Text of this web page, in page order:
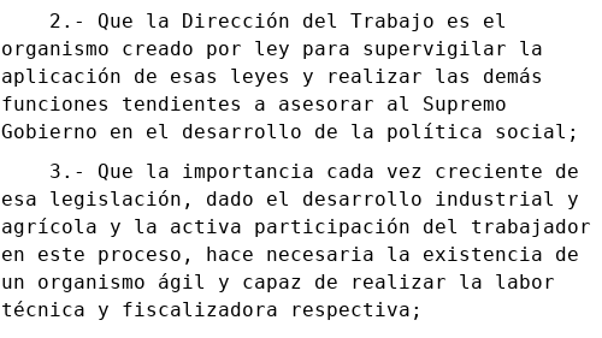
2.- Que la Dirección del Trabajo es el
organismo creado por ley para supervigilar la
aplicación de esas leyes y realizar las demás
funciones tendientes a asesorar al Supremo
Gobierno en el desarrollo de la política social;
3.- Que la importancia cada vez creciente de
esa legislación, dado el desarrollo industrial y
agrícola y la activa participación del trabajador
en este proceso, hace necesaria la existencia de
un organismo ágil y capaz de realizar la labor
técnica y fiscalizadora respectiva;